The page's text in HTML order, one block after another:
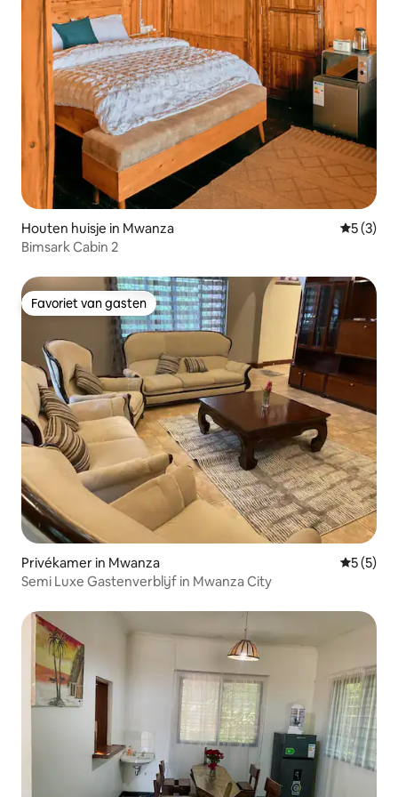
Houten huisje in Mwanza
5 (3)
Bimsark Cabin 2
Favoriet van gasten
Favoriet van gasten
Privékamer in Mwanza
5 (5)
Semi Luxe Gastenverblijf in Mwanza City